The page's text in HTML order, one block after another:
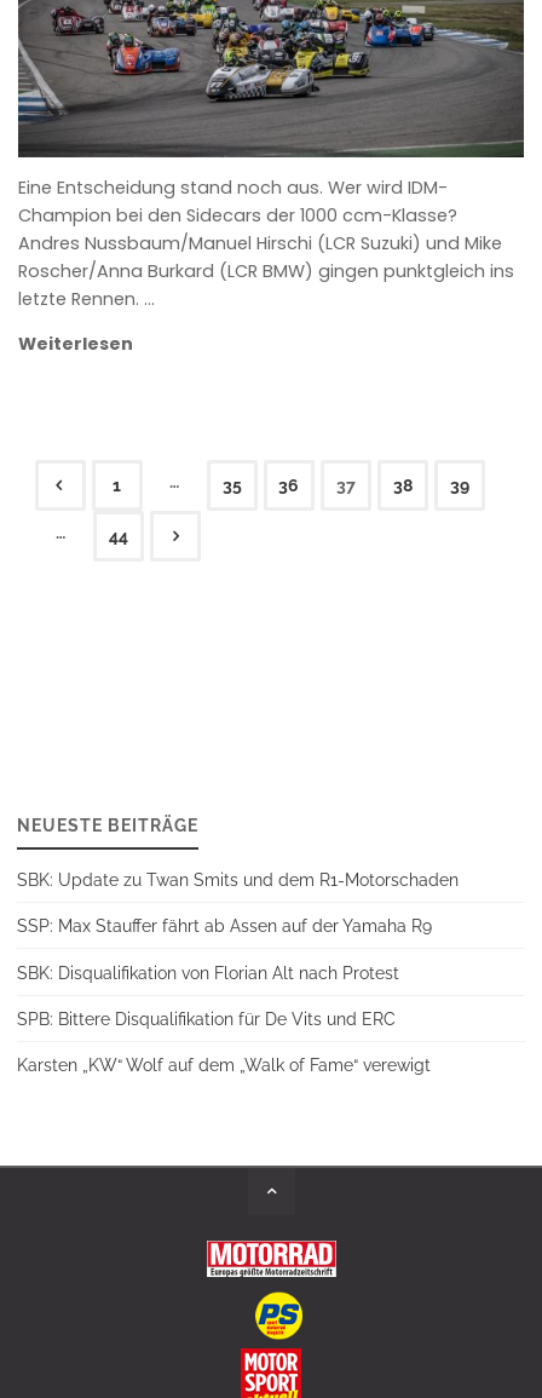
Eine Entscheidung stand noch aus. Wer wird IDM-
Champion bei den Sidecars der 1000 ccm-Klasse?
Andres Nussbaum/Manuel Hirschi (LCR Suzuki) und Mike
Roscher/Anna Burkard (LCR BMW) gingen punktgleich ins
letzte Rennen. …
Weiterlesen
Seitennummerierung
1 … 35 36 37 38 39
… 44
NEUESTE BEITRÄGE
SBK: Update zu Twan Smits und dem R1-Motorschaden
SSP: Max Stauffer fährt ab Assen auf der Yamaha R9
SBK: Disqualifikation von Florian Alt nach Protest
SPB: Bittere Disqualifikation für De Vits und ERC
Karsten „KW“ Wolf auf dem „Walk of Fame“ verewigt
Back